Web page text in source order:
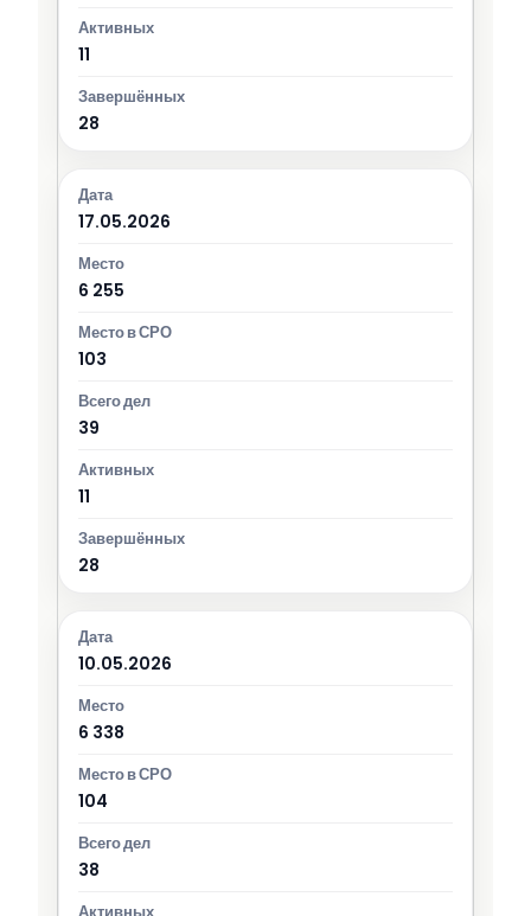
11
28
17.05.2026
6 255
103
39
11
28
10.05.2026
6 338
104
38